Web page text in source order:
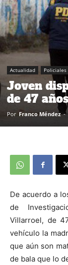
Actualidad Policiales
Joven
de 47
Por Franco Méndez -
De acuerdo a
de
Villarroel, de
vehículo la
que aún son
de bala que lo